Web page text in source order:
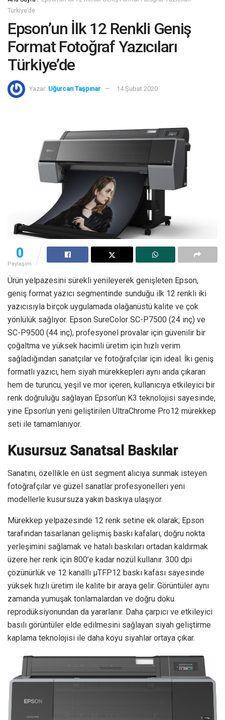
Türkiye’de
Epson’un İlk 12 Renkli Geniş
Format Fotoğraf Yazıcıları
Türkiye’de
Yazar: Uğurcan Taşpınar 14 Şubat 2020
0
Paylaşım
Ürün yelpazesini sürekli yenileyerek genişleten Epson,
geniş format yazıcı segmentinde sunduğu ilk 12 renkli iki
yazıcısıyla birçok uygulamada olağanüstü kalite ve çok
yönlülük sağlıyor. Epson SureColor SC-P7500 (24 inç) ve
SC-P9500 (44 inç), profesyonel provalar için güvenilir bir
çoğaltma ve yüksek hacimli üretim için hızlı verim
sağladığından sanatçılar ve fotoğrafçılar için ideal. İki geniş
formatlı yazıcı, hem siyah mürekkepleri aynı anda çıkaran
hem de turuncu, yeşil ve mor içeren, kullanıcıya etkileyici bir
renk doğruluğu sağlayan Epson’un K3 teknolojisi sayesinde,
yine Epson’un yeni geliştirilen UltraChrome Pro12 mürekkep
seti ile tamamlanıyor.
Kusursuz Sanatsal Baskılar
Sanatını, özellikle en üst segment alıcıya sunmak isteyen
fotoğrafçılar ve güzel sanatlar profesyonelleri yeni
modellerle kusursuza yakın baskıya ulaşıyor.
Mürekkep yelpazesinde 12 renk setine ek olarak; Epson
tarafından tasarlanan gelişmiş baskı kafaları, doğru nokta
yerleşimini sağlamak ve hatalı baskıları ortadan kaldırmak
üzere her renk için 800’e kadar nozül kullanır. 300 dpi
çözünürlük ve 12 kanallı μTFP12 baskı kafası sayesinde
yüksek hızlı üretim ile kalite bir araya gelir. Görüntüler aynı
zamanda yumuşak tonlamalardan ve doğru doku
reprodüksiyonundan da yararlanır. Daha çarpıcı ve etkileyici
basılı görüntüler elde edilmesini sağlayan siyah geliştirme
kaplama teknolojisi ile daha koyu siyahlar ortaya çıkar.